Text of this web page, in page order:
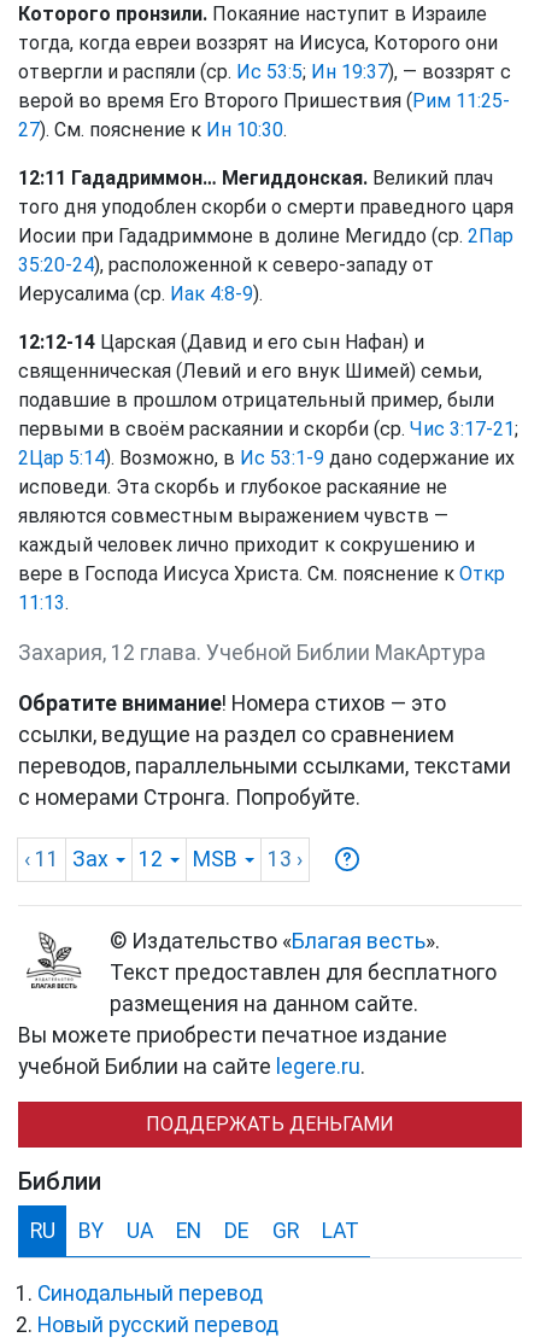
Которого пронзили. Покаяние наступит в Израиле
тогда, когда евреи воззрят на Иисуса, Которого они
отвергли и распяли (ср. Ис 53:5; Ин 19:37), — воззрят с
верой во время Его Второго Пришествия (Рим 11:25-
27). См. пояснение к Ин 10:30.
12:11 Гададриммон… Мегиддонская. Великий плач
того дня уподоблен скорби о смерти праведного царя
Иосии при Гададриммоне в долине Мегиддо (ср. 2Пар
35:20-24), расположенной к северо-западу от
Иерусалима (ср. Иак 4:8-9).
12:12-14 Царская (Давид и его сын Нафан) и
священническая (Левий и его внук Шимей) семьи,
подавшие в прошлом отрицательный пример, были
первыми в своём раскаянии и скорби (ср. Чис 3:17-21;
2Цар 5:14). Возможно, в Ис 53:1-9 дано содержание их
исповеди. Эта скорбь и глубокое раскаяние не
являются совместным выражением чувств —
каждый человек лично приходит к сокрушению и
вере в Господа Иисуса Христа. См. пояснение к Откр
11:13.
Захария, 12 глава. Учебной Библии МакАртура
Обратите внимание! Номера стихов — это
ссылки, ведущие на раздел со сравнением
переводов, параллельными ссылками, текстами
с номерами Стронга. Попробуйте.
‹ 11 Зах 12 MSB 13 ›
© Издательство «Благая весть».
Текст предоставлен для бесплатного
размещения на данном сайте.
Вы можете приобрести печатное издание
учебной Библии на сайте legere.ru.
ПОДДЕРЖАТЬ ДЕНЬГАМИ
Библии
RU BY UA EN DE GR LAT
Синодальный перевод
Новый русский перевод